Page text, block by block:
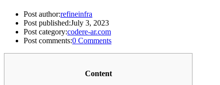
Post author:refineinfra
Post published:July 3, 2023
Post category:codere-ar.com
Post comments:0 Comments
Content